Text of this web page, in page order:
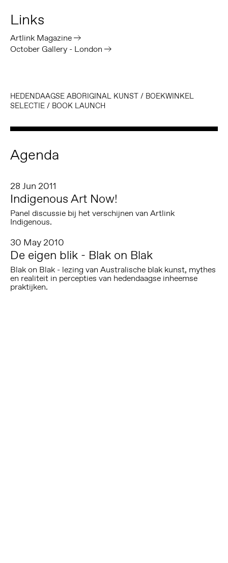
Links
Artlink Magazine
October Gallery - London
HEDENDAAGSE ABORIGINAL KUNST/ BOEKWINKEL
SELECTIE/ BOOK LAUNCH
Agenda
28 Jun 2011
Indigenous Art Now!
Panel discussie bij het verschijnen van Artlink
Indigenous.
30 May 2010
De eigen blik - Blak on Blak
Blak on Blak - lezing van Australische blak kunst, mythes
en realiteit in percepties van hedendaagse inheemse
praktijken.